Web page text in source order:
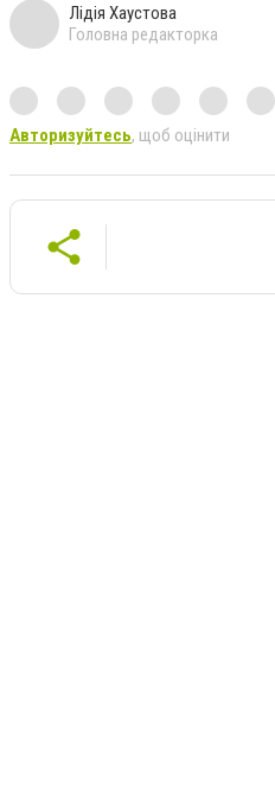
Лідія Хаустова
Головна редакторка
Авторизуйтесь, щоб оцінити